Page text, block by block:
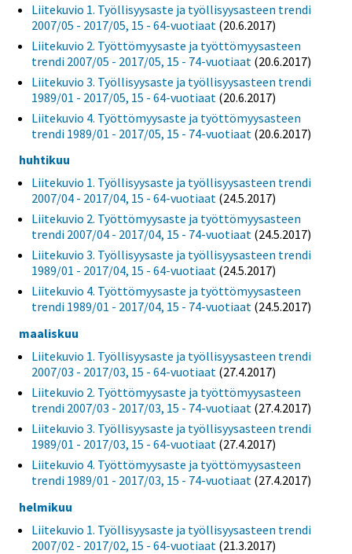
Liitekuvio 1. Työllisyysaste ja työllisyysasteen trendi
2007/05 - 2017/05, 15 - 64-vuotiaat (20.6.2017)
Liitekuvio 2. Työttömyysaste ja työttömyysasteen
trendi 2007/05 - 2017/05, 15 - 74-vuotiaat (20.6.2017)
Liitekuvio 3. Työllisyysaste ja työllisyysasteen trendi
1989/01 - 2017/05, 15 - 64-vuotiaat (20.6.2017)
Liitekuvio 4. Työttömyysaste ja työttömyysasteen
trendi 1989/01 - 2017/05, 15 - 74-vuotiaat (20.6.2017)
huhtikuu
Liitekuvio 1. Työllisyysaste ja työllisyysasteen trendi
2007/04 - 2017/04, 15 - 64-vuotiaat (24.5.2017)
Liitekuvio 2. Työttömyysaste ja työttömyysasteen
trendi 2007/04 - 2017/04, 15 - 74-vuotiaat (24.5.2017)
Liitekuvio 3. Työllisyysaste ja työllisyysasteen trendi
1989/01 - 2017/04, 15 - 64-vuotiaat (24.5.2017)
Liitekuvio 4. Työttömyysaste ja työttömyysasteen
trendi 1989/01 - 2017/04, 15 - 74-vuotiaat (24.5.2017)
maaliskuu
Liitekuvio 1. Työllisyysaste ja työllisyysasteen trendi
2007/03 - 2017/03, 15 - 64-vuotiaat (27.4.2017)
Liitekuvio 2. Työttömyysaste ja työttömyysasteen
trendi 2007/03 - 2017/03, 15 - 74-vuotiaat (27.4.2017)
Liitekuvio 3. Työllisyysaste ja työllisyysasteen trendi
1989/01 - 2017/03, 15 - 64-vuotiaat (27.4.2017)
Liitekuvio 4. Työttömyysaste ja työttömyysasteen
trendi 1989/01 - 2017/03, 15 - 74-vuotiaat (27.4.2017)
helmikuu
Liitekuvio 1. Työllisyysaste ja työllisyysasteen trendi
2007/02 - 2017/02, 15 - 64-vuotiaat (21.3.2017)